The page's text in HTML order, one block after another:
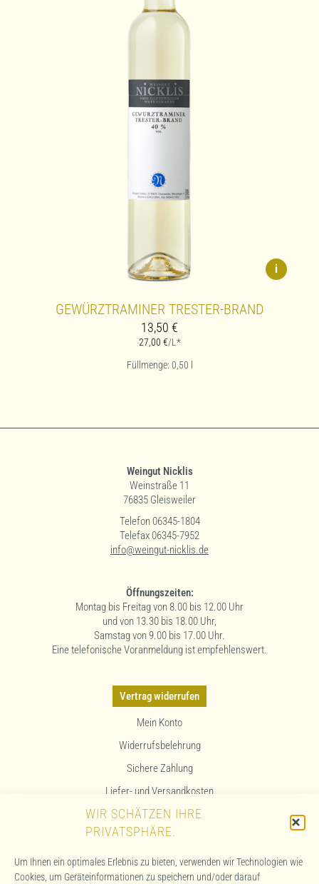
WIR SCHÄTZEN IHRE
PRIVATSPHÄRE.
Um Ihnen ein optimales Erlebnis zu bieten, verwenden wir Technologien wie
Cookies, um Geräteinformationen zu speichern und/oder darauf
i
GEWÜRZTRAMINER TRESTER-BRAND
13,50 €
27,00 €/L*
Füllmenge: 0,50 l
Weingut Nicklis
Weinstraße 11
76835 Gleisweiler
Telefon 06345-1804
Telefax 06345-7952
info@weingut-nicklis.de
Öffnungszeiten:
Montag bis Freitag von 8.00 bis 12.00 Uhr
und von 13.30 bis 18.00 Uhr,
Samstag von 9.00 bis 17.00 Uhr.
Eine telefonische Voranmeldung ist empfehlenswert.
Vertrag widerrufen
Mein Konto
Widerrufsbelehrung
Sichere Zahlung
Liefer- und Versandkosten
Allergenhinweis
AGB